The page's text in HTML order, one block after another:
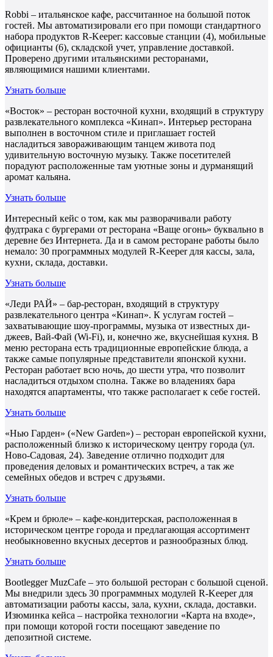
Robbi – итальянское кафе, рассчитанное на большой поток
гостей. Мы автоматизировали его при помощи стандартного
набора продуктов R-Keeper: кассовые станции (4), мобильные
официанты (6), складской учет, управление доставкой.
Проверено другими итальянскими ресторанами,
являющимися нашими клиентами.
Узнать больше
«Восток» – ресторан восточной кухни, входящий в структуру
развлекательного комплекса «Кинап». Интерьер ресторана
выполнен в восточном стиле и приглашает гостей
насладиться завораживающим танцем живота под
удивительную восточную музыку. Также посетителей
порадуют расположенные там уютные зоны и дурманящий
аромат кальяна.
Узнать больше
Интересный кейс о том, как мы разворачивали работу
фудтрака с бургерами от ресторана «Ваще огонь» буквально в
деревне без Интернета. Да и в самом ресторане работы было
немало: 30 программных модулей R-Keeper для кассы, зала,
кухни, склада, доставки.
Узнать больше
«Леди РАЙ» – бар-ресторан, входящий в структуру
развлекательного центра «Кинап». К услугам гостей –
захватывающие шоу-программы, музыка от известных ди-
джеев, Вай-Фай (Wi-Fi), и, конечно же, вкуснейшая кухня. В
меню ресторана есть традиционные европейские блюда, а
также самые популярные представители японской кухни.
Ресторан работает всю ночь, до шести утра, что позволит
насладиться отдыхом сполна. Также во владениях бара
находятся апартаменты, что также располагает к себе гостей.
Узнать больше
«Нью Гарден» («New Garden») – ресторан европейской кухни,
расположенный близко к историческому центру города (ул.
Ново-Садовая, 24). Заведение отлично подходит для
проведения деловых и романтических встреч, а так же
семейных обедов и встреч с друзьями.
Узнать больше
«Крем и брюле» – кафе-кондитерская, расположенная в
историческом центре города и предлагающая ассортимент
необыкновенно вкусных десертов и разнообразных блюд.
Узнать больше
Bootlegger MuzCafe – это большой ресторан с большой сценой.
Мы внедрили здесь 30 программных модулей R-Keeper для
автоматизации работы кассы, зала, кухни, склада, доставки.
Изюминка кейса – настройка технологии «Карта на входе»,
при помощи которой гости посещают заведение по
депозитной системе.